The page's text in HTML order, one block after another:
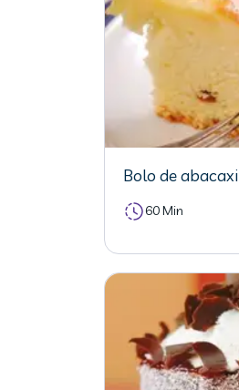
Bolo de abacaxi
60 Min